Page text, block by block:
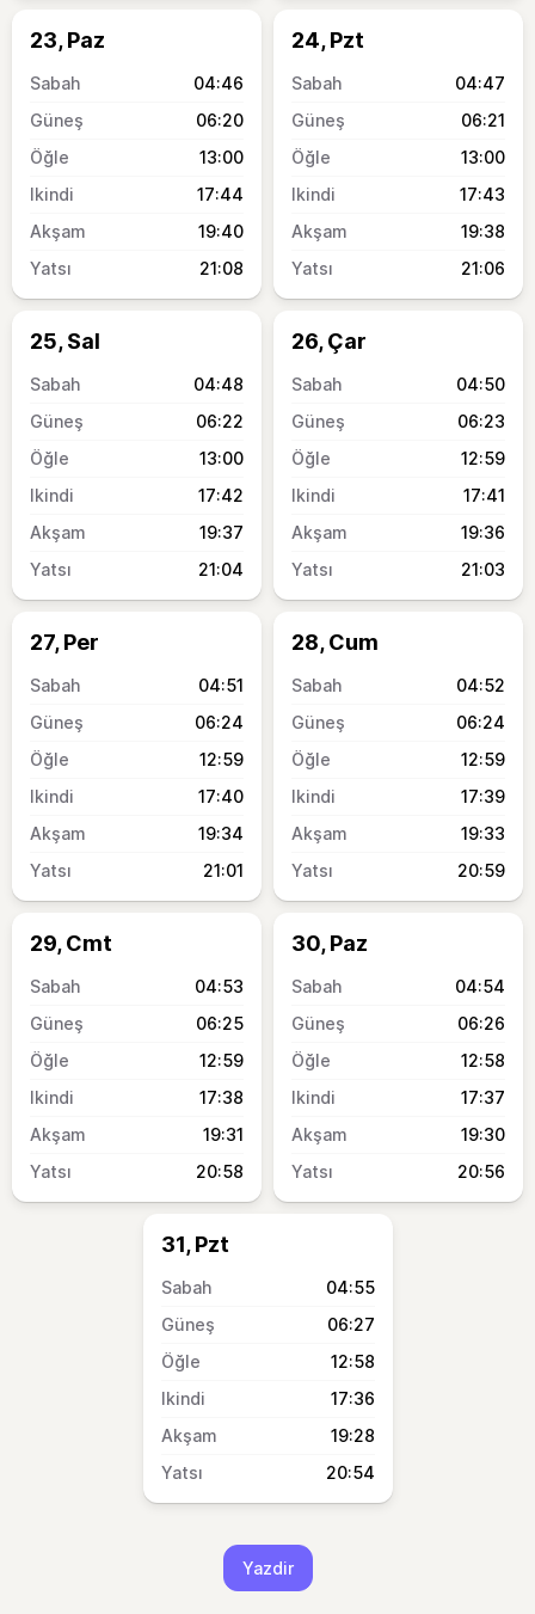
23, Paz
04:46
06:20
13:00
17:44
19:40
21:08
24, Pzt
04:47
06:21
13:00
17:43
19:38
21:06
25, Sal
04:48
06:22
13:00
17:42
19:37
21:04
26, Çar
04:50
06:23
12:59
17:41
19:36
21:03
27, Per
04:51
06:24
12:59
17:40
19:34
21:01
28, Cum
04:52
06:24
12:59
17:39
19:33
20:59
29, Cmt
04:53
06:25
12:59
17:38
19:31
20:58
30, Paz
04:54
06:26
12:58
17:37
19:30
20:56
31, Pzt
04:55
06:27
12:58
17:36
19:28
20:54
Yazdir